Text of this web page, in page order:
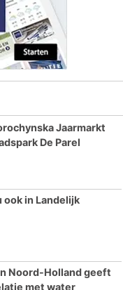
Jaarmarkt
De Parel
ook in Landelijk
Noord-Holland geeft
met water